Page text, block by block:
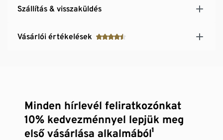
Szállítás & visszaküldés
Vásárlói értékelések
Minden hírlevél feliratkozónkat
10% kedvezménnyel lepjük meg
első vásárlása alkalmából¹